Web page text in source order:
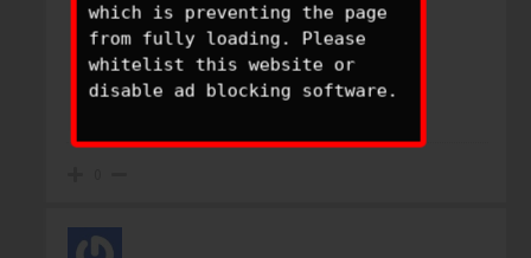
which is preventing the page
from fully loading. Please
whitelist this website or
disable ad blocking software.